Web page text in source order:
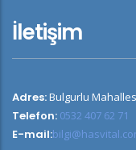
İletişim
Adres:Bulgurlu
Telefon: 0532 407 62 71
E-mail: